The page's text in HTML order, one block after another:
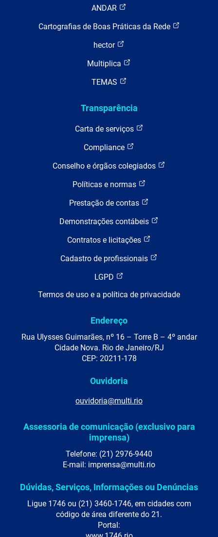
ANDAR
Cartografias de Boas Práticas da Rede
hector
Multiplica
TEMAS
Transparência
Carta de serviços
Compliance
Conselho e órgãos colegiados
Políticas e normas
Prestação de contas
Demonstrações contábeis
Contratos e licitações
Cadastro de profissionais
LGPD
Termos de uso e a política de privacidade
Endereço
Rua Ulysses Guimarães, nº 16 – Torre B – 4º andar
Cidade Nova. Rio de Janeiro/RJ
CEP: 20211-178
Ouvidoria
ouvidoria@multi.rio
Assessoria de comunicação (exclusivo para
imprensa)
Telefone: (21) 2976-9440
E-mail: imprensa@multi.rio
Dúvidas, Serviços, Informações ou Denúncias
Ligue 1746 ou (21) 3460-1746, em cidades com
código de área diferente do 21.
Portal: